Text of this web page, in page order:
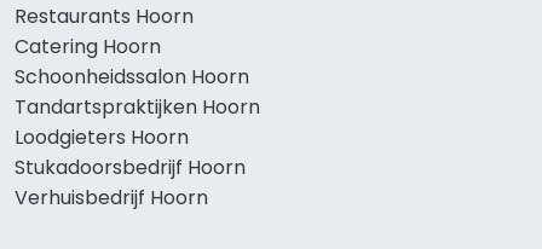
Restaurants Hoorn
Catering Hoorn
Schoonheidssalon Hoorn
Tandartspraktijken Hoorn
Loodgieters Hoorn
Stukadoorsbedrijf Hoorn
Verhuisbedrijf Hoorn